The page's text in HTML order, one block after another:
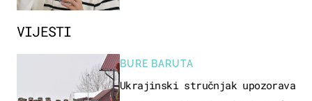
VIJESTI
BURE BARUTA
Ukrajinski stručnjak upozorava